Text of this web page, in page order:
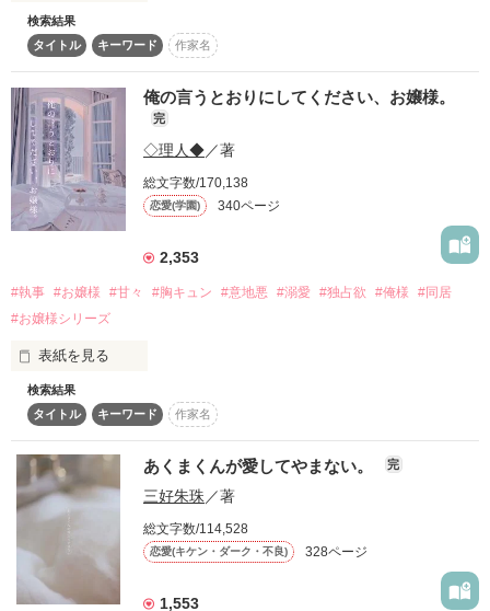
「俺の嫁にしかなれないようにしてやるよ」
2017.12.14完結
2107.12.31~2018.1.9
総合・恋愛ランキング1位ありがとうございます！！！
※この作品はフィクションです。
主人公の恋の行方は——
クール硬派年下♂ × セクシー純粋先輩♀
「無自覚に誘惑すんの、ほんとやめてください。
今すぐ押し倒しますよ？」
公開 2021.9/5（日）12:00
♡🖤♡＊♡🖤♡＊♡🖤♡
子、翼【つばさ】、蓮【れん】、碧【あおい】(17歳)の誰かを
射止めるよう父に命じられ、花嫁修行として道明寺家に放り込
まれる。
けれど3つ子には翼は暴走族、黒龍【こくりゅう】の総長、蓮
は特攻隊長、碧は副総長という裏の顔があって……
暴走族✖️お嬢様&御曹司✖️シスコンの逆ハーラブコメ！！
♡🖤♡＊♡🖤♡＊♡🖤♡
2026/6/14〜連載開始
2026/6/22 初ランキング入り
ちょこちょこ挿絵(生成AI使用)入れてます！！
この作品を見つけてくださりありがとうございます💕
ふと気づいたら初日は6人しかいなかった読者様が増えていて
とても嬉しいです！！
そしていいねと一言感想の投票もありがとうございます💕
多くの人にこの作品が届きますように！
俺色に染めてやる。
愛されすぎて困っちゃう！？
いじわるレベルも愛されレベルも
史上最強ＭＡＸ！
【 鈴森 杏 】
学園の癒し系アイドル
純粋で可愛い女の子
「だ、ダメです先輩っ…！」
【 皇 悠牙 】
女泣かせな黒王子
眉目秀麗な意地悪会長
「泣いちゃって…かーわい」
「婚活相手は君にする」
彼のひとことから、ふたりの特別な関係は始まった。
持田 透子（もちだ とうこ）
２８歳　非恋愛体質の婚活カウンセラー
真壁 迅(まかべ じん)
３３歳　結婚を嫌う化粧品会社の若き社長
恋を知らずに生きていた結婚相談所のカウンセラーの透子は、
顧客になるはずだった迅と交際を始める。
婚活のセオリー通り、順調に交際を重ねていくふたり。
しかし、気づけば本気になった迅に甘く捕らわれていて……
「……まったく、君は無防備だな。そんなかわいい顔を見せら
れたら――我慢できなくなる」
２０２６年８月２日公開
ベリーズ文庫から２０２６年９月に刊行される作品の加筆修正
前の文章となります。
表記ミス等ございますが、ご容赦、ご承知おきくださいませ。
文庫版には書き下ろし番外編もありますので、ご興味がありま
検索結果
タイトル
キーワード 作家名
俺の言うとおりにしてください、お嬢様。
完
◇理人◆／著
総文字数/170,138
恋愛(学園) 340ページ
2,353
#執事 #お嬢様 #甘々 #胸キュン #意地悪 #溺愛 #独占欲 #俺様
#同居
#お嬢様シリーズ
表紙を見る
そこは花嫁を育てる全寮制のお嬢様学校。
1人1人に専属される執事、
上品でおしとやかな女子生徒たち。
そんな場所に、問題児が1人。
検索結果
タイトル
キーワード 作家名
あくまくんが愛してやまない。 完
三好朱珠／著
総文字数/114,528
恋愛(キケン・ダーク・不良) 328ページ
1,553